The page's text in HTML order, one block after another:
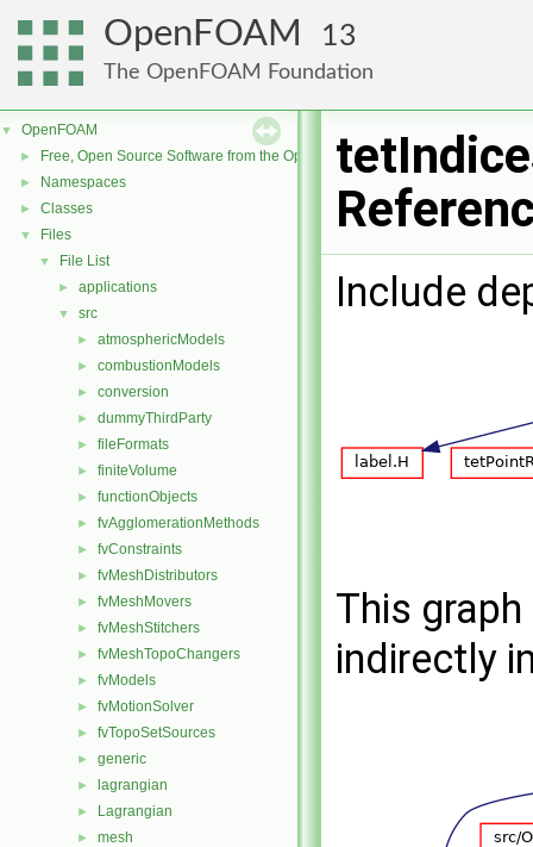
OpenFOAM 13
The OpenFOAM Foundation
▼ OpenFOAM
► Free, Open Source Software from the OpenFOAM Foundation
► Namespaces
► Classes
▼ Files
▼ File List
► applications
▼ src
► atmosphericModels
► combustionModels
► conversion
► dummyThirdParty
► fileFormats
► finiteVolume
► functionObjects
► fvAgglomerationMethods
► fvConstraints
► fvMeshDistributors
► fvMeshMovers
► fvMeshStitchers
► fvMeshTopoChangers
► fvModels
► fvMotionSolver
► fvTopoSetSources
► generic
► lagrangian
► Lagrangian
► mesh
Include
This
indirectly